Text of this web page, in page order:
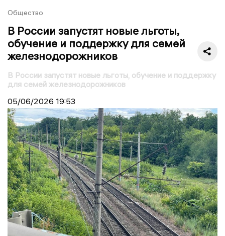
Общество
В России запустят новые льготы,
обучение и поддержку для семей
железнодорожников
В России запустят новые льготы, обучение и поддержку
для семей железнодорожников
05/06/2026 19:53